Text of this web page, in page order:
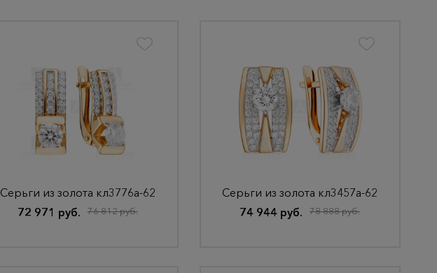
Серьги из золота кл3776а-62
72 971 руб.
76 812 руб.
Серьги из золота кл3457а-62
74 944 руб.
78 888 руб.